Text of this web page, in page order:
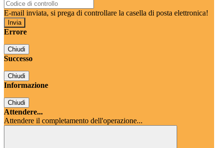
E-mail inviata, si prega di controllare la casella di posta elettronica!
Errore
Chiudi
Successo
Chiudi
Informazione
Chiudi
Attendere...
Attendere il completamento dell'operazione...